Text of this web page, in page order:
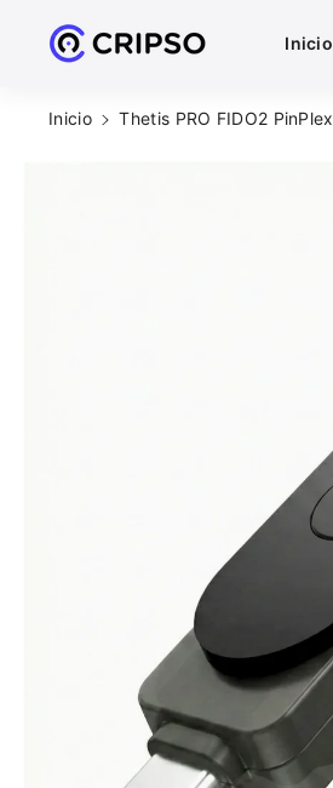
Directamente
Al Contenido
Inicio
Inicio Thetis PRO FIDO2 PinPlex